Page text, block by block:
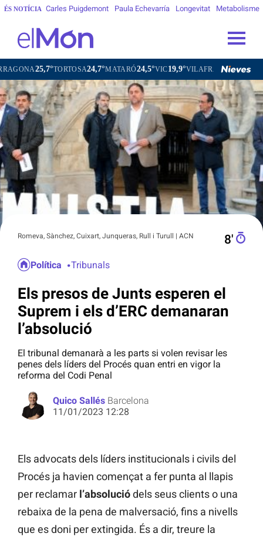
ÉS NOTÍCIA Carles Puigdemont Paula Echevarría Longevitat Metabolisme
24,7°MATARÓ24,5°VIC19,9°VILAFRANCA DEL PENEDÈS21,2°
Romeva, Sànchez, Cuixart, Junqueras, Rull i Turull | ACN 8′
Política Tribunals
Els presos de Junts esperen el
Suprem i els d’ERC demanaran
l’absolució
El tribunal demanarà a les parts si volen revisar les
penes dels líders del Procés quan entri en vigor la
reforma del Codi Penal
Quico Sallés Barcelona
11/01/2023 12:28
Els advocats dels líders institucionals i civils del
Procés ja havien començat a fer punta al llapis
per reclamar l’absoluciódels seus clients o una
rebaixa de la pena de malversació, fins a nivells
que es doni per extingida. És a dir, treure la